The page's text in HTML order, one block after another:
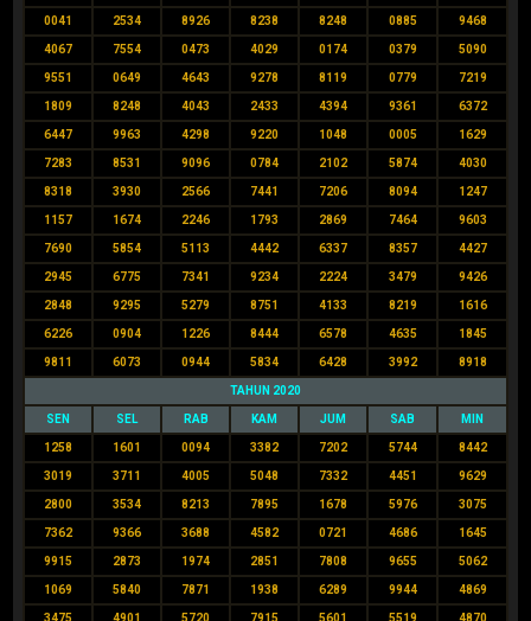
0041 2534 8926 8238 8248 0885 9468
4067 7554 0473 4029 0174 0379 5090
9551 0649 4643 9278 8119 0779 7219
1809 8248 4043 2433 4394 9361 6372
6447 9963 4298 9220 1048 0005 1629
7283 8531 9096 0784 2102 5874 4030
8318 3930 2566 7441 7206 8094 1247
1157 1674 2246 1793 2869 7464 9603
7690 5854 5113 4442 6337 8357 4427
2945 6775 7341 9234 2224 3479 9426
2848 9295 5279 8751 4133 8219 1616
6226 0904 1226 8444 6578 4635 1845
9811 6073 0944 5834 6428 3992 8918
TAHUN 2020
SEN SEL RAB KAM JUM SAB MIN
1258 1601 0094 3382 7202 5744 8442
3019 3711 4005 5048 7332 4451 9629
2800 3534 8213 7895 1678 5976 3075
7362 9366 3688 4582 0721 4686 1645
9915 2873 1974 2851 7808 9655 5062
1069 5840 7871 1938 6289 9944 4869
3475 4901 5720 7915 5601 5519 4870